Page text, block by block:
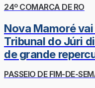
24º COMARCA DE RO
Nova Mamoré
Tribunal do Júri
de grande
PASSEIO DE FIM-DE-